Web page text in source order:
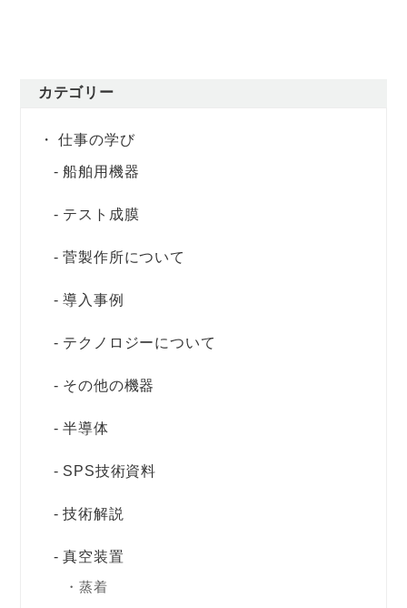
カテゴリー
仕事の学び
船舶用機器
テスト成膜
菅製作所について
導入事例
テクノロジーについて
その他の機器
半導体
SPS技術資料
技術解説
真空装置
蒸着